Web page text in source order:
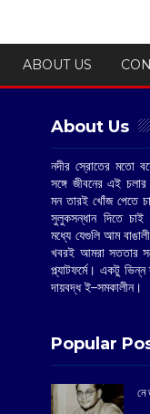
ABOUT US
About Us
নদীর স্রোতের মতো
সঙ্গে জীবনের এই
মন তারই খোঁজ পেতে
সুলুকসন্ধান দিতে চাই
মধ্যে যেগুলি আম
খবরই আমরা সততার
প্ল্যাটফর্মে। একটু
দায়বদ্ধ ই–সমকালীন।
Popular